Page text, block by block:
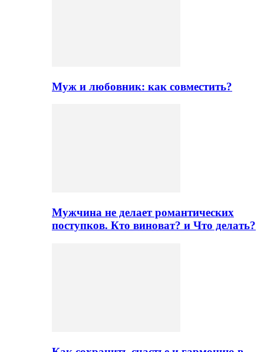
Муж и любовник: как совместить?
Мужчина не делает романтических
поступков. Кто виноват? и Что делать?